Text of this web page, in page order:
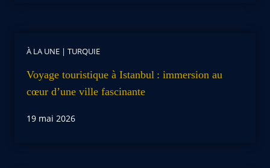
À LA UNE | TURQUIE
Voyage touristique à Istanbul : immersion au
cœur d’une ville fascinante
19 mai 2026